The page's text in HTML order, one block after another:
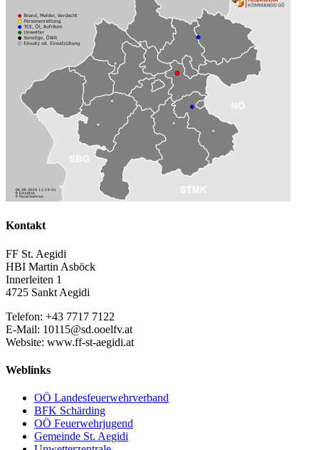
Kontakt
FF St. Aegidi
HBI Martin Asböck
Innerleiten 1
4725 Sankt Aegidi
Telefon: +43 7717 7122
E-Mail: 10115@sd.ooelfv.at
Website: www.ff-st-aegidi.at
Weblinks
OÖ Landesfeuerwehrverband
BFK Schärding
OÖ Feuerwehrjugend
Gemeinde St. Aegidi